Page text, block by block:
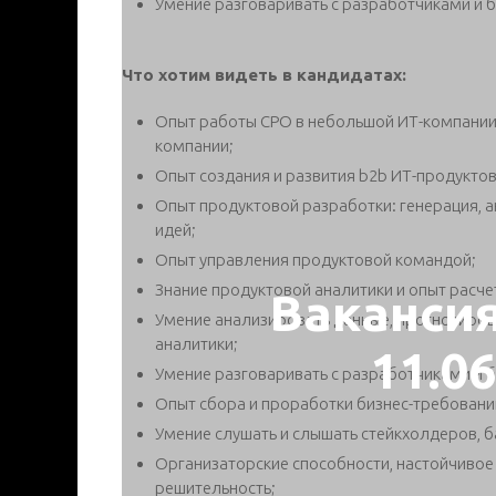
Умение разговаривать с разработчиками и
Что хотим видеть в кандидатах:
Опыт работы CPO в небольшой ИТ-
компании;
Опыт создания и развития b2b ИТ-
Опыт продуктовой разработки: генерация,
идей;
Опыт управления продуктовой командой;
Знание продуктовой аналитики и опыт
Умение анализировать данные,
аналитики;
Умение разговаривать с разработчиками и
Опыт сбора и проработки бизнес-
Умение слушать и слышать стейкхолдеров,
Организаторские способности,
решительность;